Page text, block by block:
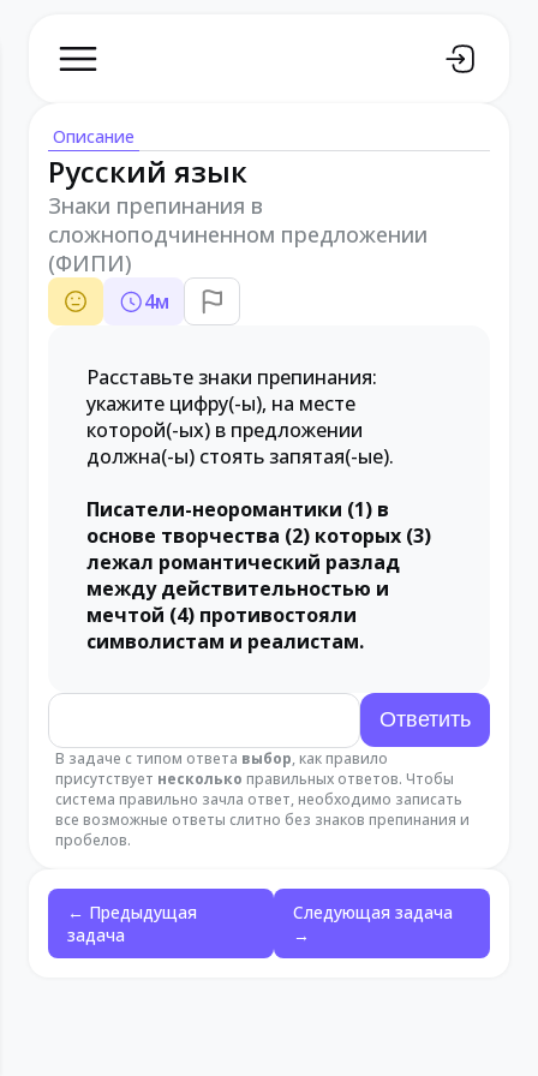
Описание
Русский язык
Знаки препинания в
сложноподчиненном предложении
(ФИПИ)
4м
Расставьте знаки препинания:
укажите цифру(-ы), на месте
которой(-ых) в предложении
должна(-ы) стоять запятая(-ые).
Писатели-неоромантики (1) в
основе творчества (2) которых (3)
лежал романтический разлад
между действительностью и
мечтой (4) противостояли
символистам и реалистам.
В задаче с типом ответа выбор, как правило
присутствует несколько правильных ответов. Чтобы
система правильно зачла ответ, необходимо записать
все возможные ответы слитно без знаков препинания и
пробелов.
← Предыдущая
задача
Следующая задача
→